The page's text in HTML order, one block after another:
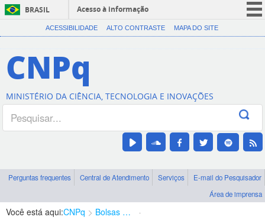
BRASIL
Acesso à informação
CORONAVÍRUS (COVID-19)
Canais
ACESSIBILIDADE ALTO CONTRASTE MAPA DO SITE
CNPq
MINISTÉRIO DA CIÊNCIA, TECNOLOGIA E INOVAÇÕES
Perguntas frequentes Central de Atendimento Serviços
E-mail do Pesquisador
Área de imprensa
Você está aqui:CNPq Bolsas e Auxílios Vigentes